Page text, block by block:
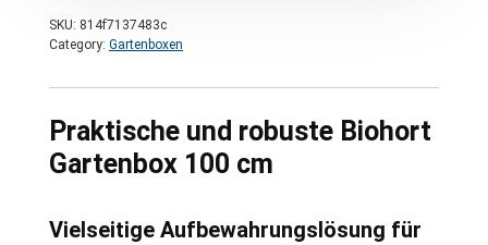
SKU: 814f7137483c
Category: Gartenboxen
Praktische und robuste Biohort
Gartenbox 100 cm
Vielseitige Aufbewahrungslösung für